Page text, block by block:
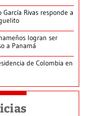
García Rivas responde a
logran ser
a Panamá
de Colombia en